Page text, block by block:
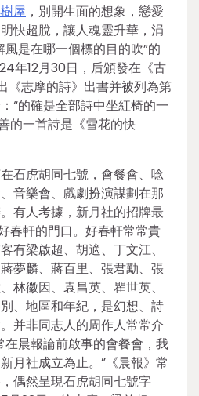
屋 ，別開生面的想象，戀愛
快超脫，讓人魂靈升華，涓
是在哪一個標的目的吹”的
年12月30日，后頒發在《古
《志摩的詩》出書并被列為第
“的確是全部詩中坐紅椅的一
的一首詩是《雪花的快
石虎胡同七號，會餐會、唸
音樂會、戲劇扮演謀劃在那
有人考據，新月社的招牌最
軒的門口。好春軒常常貴
有梁啟超、胡適、丁文江、
夢麟、蔣百里、張君勱、張
林徽因、袁昌英、瞿世英、
、地區和年紀，是幻想、詩
并非同志人的周作人常常介
在晨報論前啟事的會餐會，我
月社成立為止。”《晨報》常
偶然呈現石虎胡同七號字